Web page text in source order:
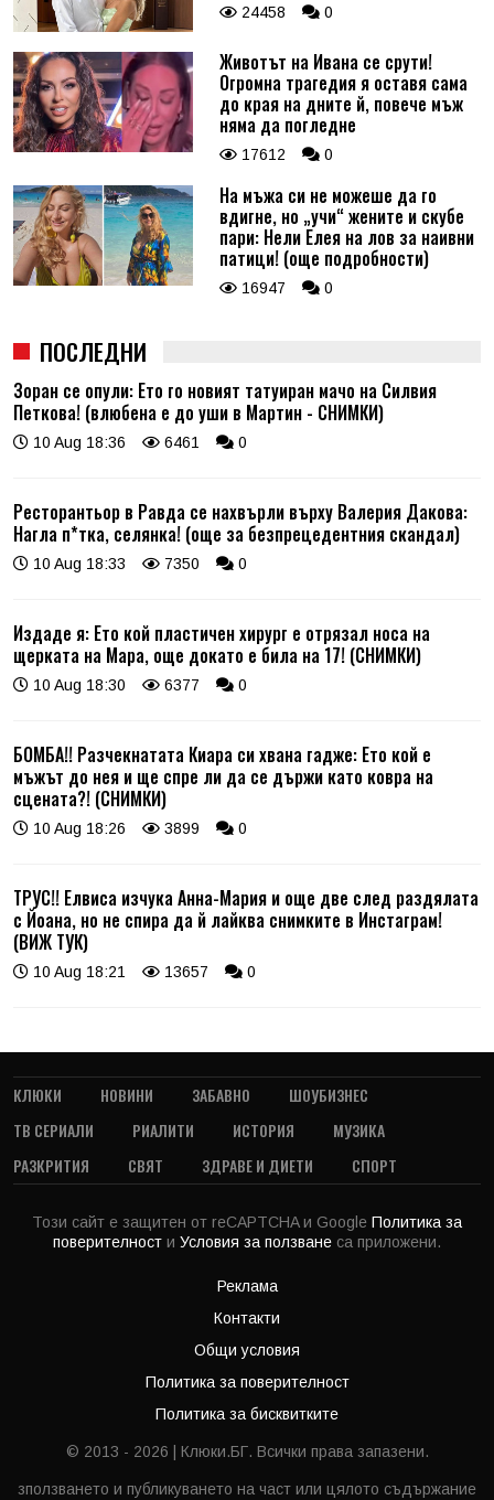
24458 0
Животът на Ивана се срути!
Огромна трагедия я оставя сама
до края на дните й, повече мъж
няма да погледне
17612 0
На мъжа си не можеше да го
вдигне, но „учи“ жените и скубе
пари: Нели Елея на лов за наивни
патици! (още подробности)
16947 0
ПОСЛЕДНИ
Зоран се опули: Ето го новият татуиран мачо на Силвия
Петкова! (влюбена е до уши в Мартин - СНИМКИ)
10 Aug 18:36 6461 0
Ресторантьор в Равда се нахвърли върху Валерия Дакова:
Нагла п*тка, селянка! (още за безпрецедентния скандал)
10 Aug 18:33 7350 0
Издаде я: Ето кой пластичен хирург е отрязал носа на
щерката на Мара, още докато е била на 17! (СНИМКИ)
10 Aug 18:30 6377 0
БОМБА!! Разчекнатата Киара си хвана гадже: Ето кой е
мъжът до нея и ще спре ли да се държи като ковра на
сцената?! (СНИМКИ)
10 Aug 18:26 3899 0
ТРУС!! Елвиса изчука Анна-Мария и още две след раздялата
с Йоана, но не спира да й лайква снимките в Инстаграм!
(ВИЖ ТУК)
10 Aug 18:21 13657 0
КЛЮКИ НОВИНИ ЗАБАВНО
ШОУБИЗНЕС
ТВ СЕРИАЛИ
РИАЛИТИ ИСТОРИЯ
МУЗИКА
РАЗКРИТИЯ
СВЯТ ЗДРАВЕ И ДИЕТИ СПОРТ
Този сайт е защитен от reCAPTCHA и Google Политика за
поверителност и Условия за ползване са приложени.
Реклама
Контакти
Общи условия
Политика за поверителност
Политика за бисквитките
© 2013 - 2026 | Клюки.БГ. Всички права запазени.
зползването и публикуването на част или цялото съдържание